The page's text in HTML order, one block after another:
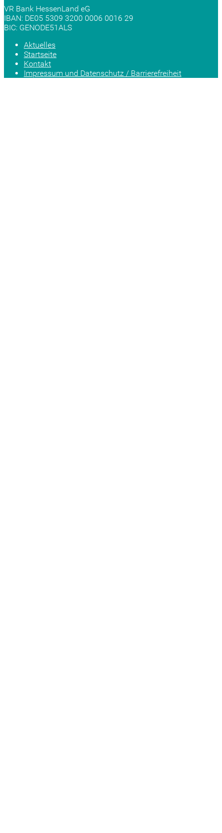
VR Bank HessenLand eG
IBAN: DE05 5309 3200 0006 0016 29
BIC: GENODE51ALS
Aktuelles
Startseite
Kontakt
Impressum und Datenschutz / Barrierefreiheit